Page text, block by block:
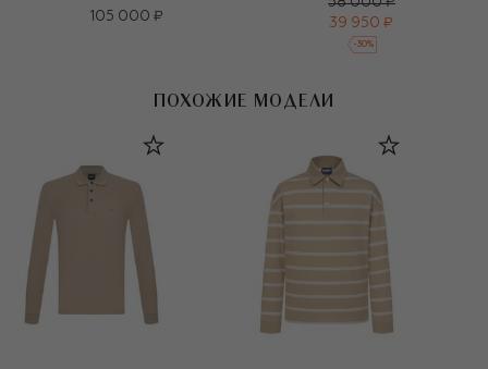
105 000 ₽
39 950 ₽
-30%
ПОХОЖИЕ МОДЕЛИ